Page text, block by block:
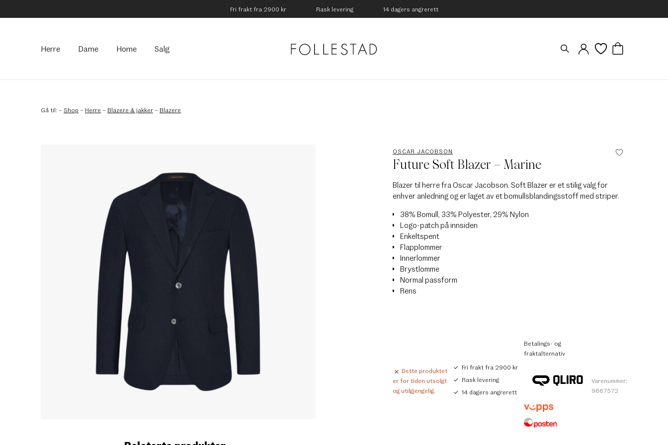
Fri frakt fra 2900 kr Rask levering 14 dagers angrerett
Hovedmeny
Herre Dame Home Salg
Gå til: – Shop – Herre – Blazere & jakker – Blazere
OSCAR JACOBSON
Future Soft Blazer – Marine
Blazer til herre fra Oscar Jacobson. Soft Blazer er et stilig valg for
enhver anledning og er laget av et bomullsblandingsstoff med striper.
38% Bomull, 33% Polyester, 29% Nylon
Logo-patch på innsiden
Enkeltspent
Flapplommer
Innerlommer
Brystlomme
Normal passform
Rens
Dette produktet
er for tiden utsolgt
og utilgjengelig.
Fri frakt fra 2900 kr
Rask levering
14 dagers angrerett
Betalings- og
fraktalternativ
Varenummer:
9667572